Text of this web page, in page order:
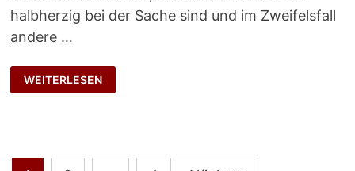
halbherzig bei der Sache sind und im Zweifelsfall
andere …
COMMITMENT-
TEST
WEITERLESEN